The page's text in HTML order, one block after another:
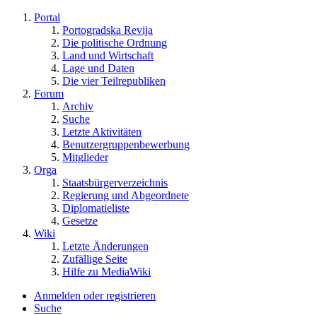
Portal
Portogradska Revija
Die politische Ordnung
Land und Wirtschaft
Lage und Daten
Die vier Teilrepubliken
Forum
Archiv
Suche
Letzte Aktivitäten
Benutzergruppenbewerbung
Mitglieder
Orga
Staatsbürgerverzeichnis
Regierung und Abgeordnete
Diplomatieliste
Gesetze
Wiki
Letzte Änderungen
Zufällige Seite
Hilfe zu MediaWiki
Anmelden oder registrieren
Suche